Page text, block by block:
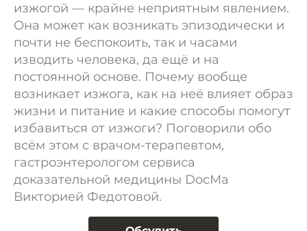
изжогой — крайне неприятным явлением.
Она может как возникать эпизодически и
почти не беспокоить, так и часами
изводить человека, да ещё и на
постоянной основе. Почему вообще
возникает изжога, как на неё влияет образ
жизни и питание и какие способы помогут
избавиться от изжоги? Поговорили обо
всём этом с врачом-терапевтом,
гастроэнтерологом сервиса
доказательной медицины DocMa
Викторией Федотовой.